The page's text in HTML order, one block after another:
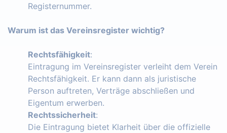
Registernummer.
Warum ist das Vereinsregister wichtig?
Rechtsfähigkeit:
Eintragung im Vereinsregister verleiht dem Verein
Rechtsfähigkeit. Er kann dann als juristische
Person auftreten, Verträge abschließen und
Eigentum erwerben.
Rechtssicherheit:
Die Eintragung bietet Klarheit über die offizielle